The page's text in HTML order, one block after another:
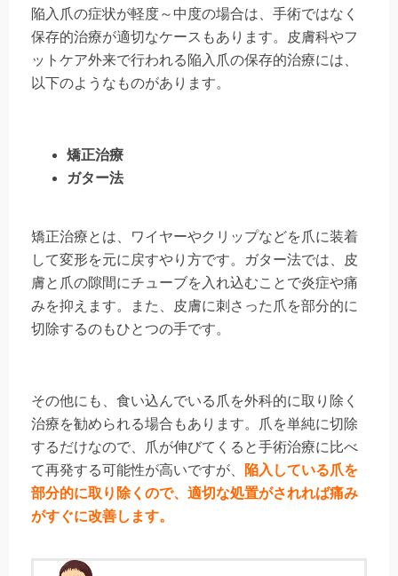
陥入爪の症状が軽度～中度の場合は、手術ではなく
保存的治療が適切なケースもあります。皮膚科やフ
ットケア外来で行われる陥入爪の保存的治療には、
以下のようなものがあります。
矯正治療
ガター法
矯正治療とは、ワイヤーやクリップなどを爪に装着
して変形を元に戻すやり方です。ガター法では、皮
膚と爪の隙間にチューブを入れ込むことで炎症や痛
みを抑えます。また、皮膚に刺さった爪を部分的に
切除するのもひとつの手です。
その他にも、食い込んでいる爪を外科的に取り除く
治療を勧められる場合もあります。爪を単純に切除
するだけなので、爪が伸びてくると手術治療に比べ
て再発する可能性が高いですが、
陥入している爪を
部分的に取り除くので、適切な処置がされれば痛み
がすぐに改善します。